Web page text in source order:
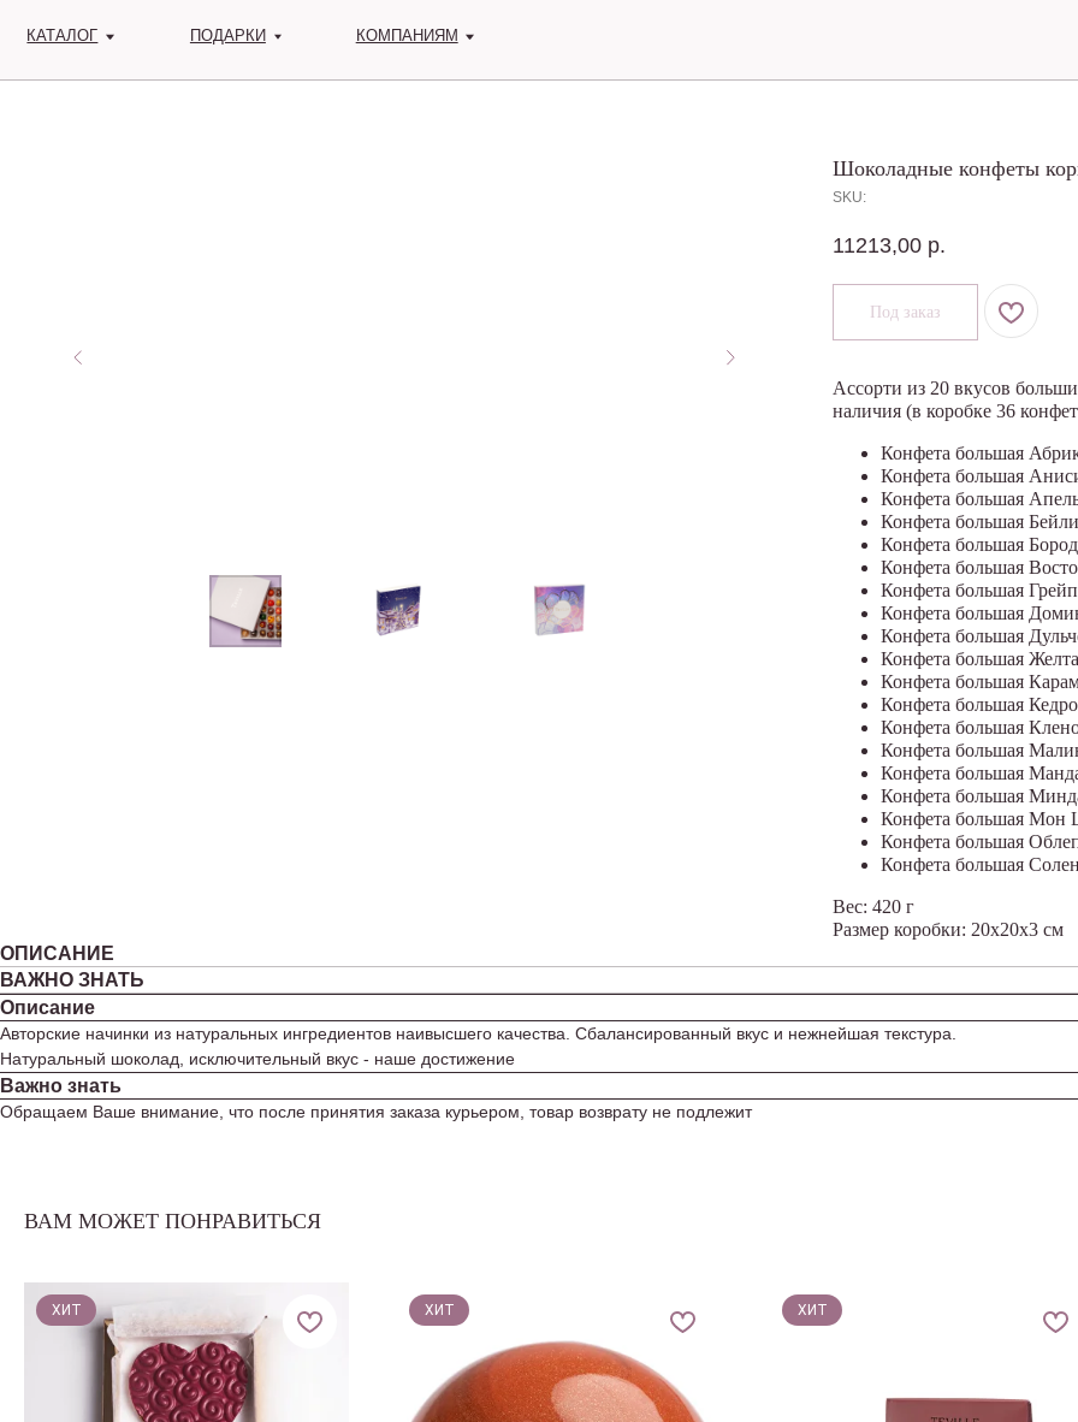
КАТАЛОГ ПОДАРКИ КОМПАНИЯМ
Шоколадные конфеты
SKU:
11213,00 р.
Ассорти из 20 вкусов
наличия (в коробке 36
Конфета большая
Конфета большая
Конфета большая
Конфета большая
Конфета большая
Конфета большая
Конфета большая
Конфета большая
Конфета большая
Конфета большая
Конфета большая
Конфета большая
Конфета большая
Конфета большая
Конфета большая
Конфета большая
Конфета большая
Конфета большая
Конфета большая
Вес: 420 г
Размер коробки: 20х20х3 см
ОПИСАНИЕ
ВАЖНО ЗНАТЬ
Описание
Авторские начинки из натуральных ингредиентов наивысшего качества. Сбалансированный вкус и нежнейшая текстура.
Натуральный шоколад, исключительный вкус - наше достижение
Важно знать
Обращаем Ваше внимание, что после принятия заказа курьером, товар возврату не подлежит
ВАМ МОЖЕТ ПОНРАВИТЬСЯ
ХИТ ХИТ ХИТ